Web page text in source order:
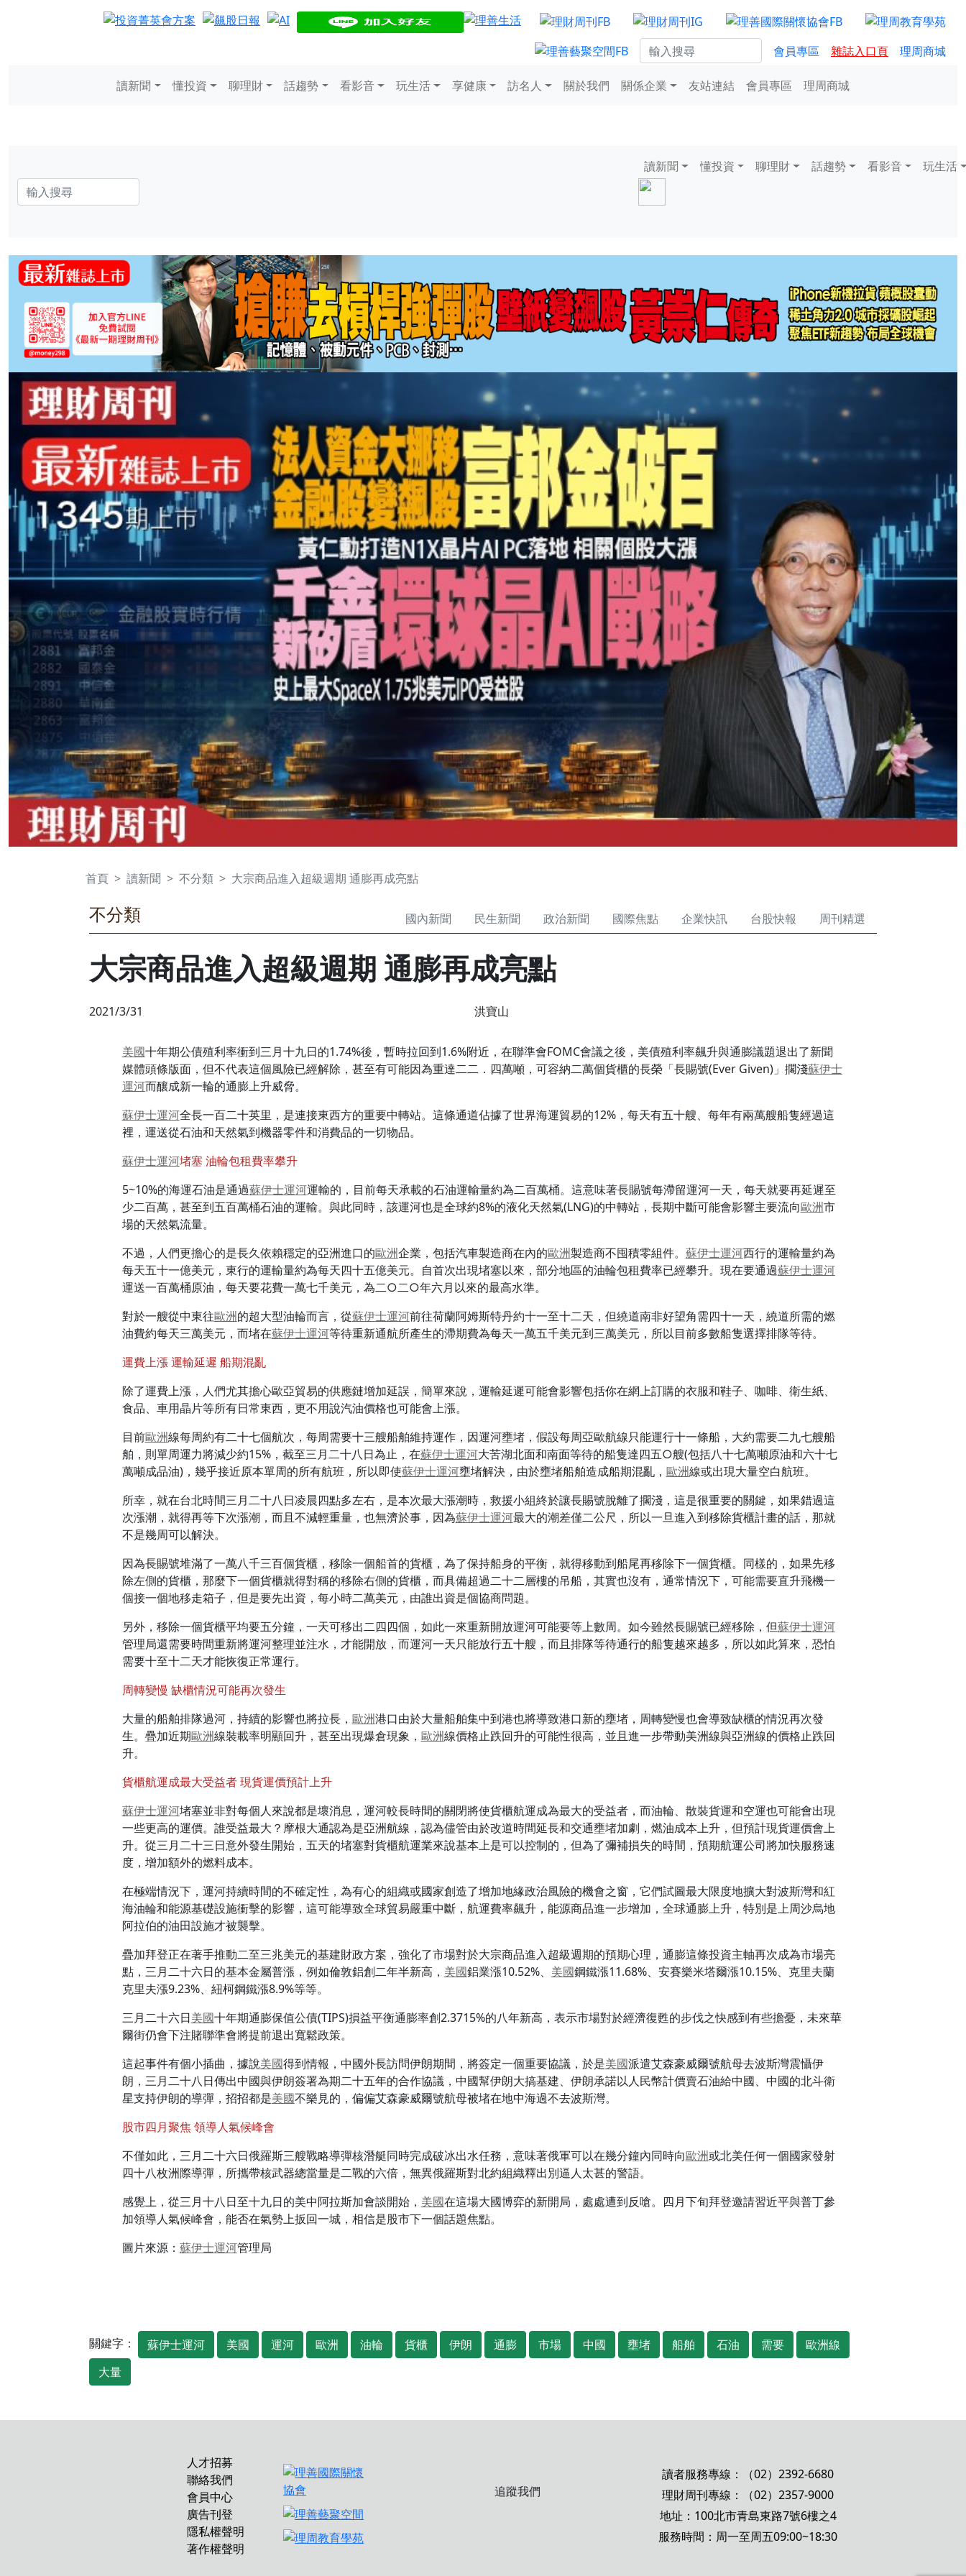
會員專區 雜誌入口頁 理周商城
讀新聞 懂投資 聊理財 話趨勢 看影音 玩生活 享健康 訪名人 關於我們 關係企業 友站連結 會員專區 理周商城
讀新聞 懂投資 聊理財 話趨勢 看影音 玩生活
首頁 讀新聞 不分類 大宗商品進入超級週期 通膨再成亮點
不分類 國內新聞 民生新聞 政治新聞 國際焦點 企業快訊 台股快報 周刊精選
大宗商品進入超級週期 通膨再成亮點
2021/3/31 洪寶山
美國十年期公債殖利率衝到三月十九日的1.74%後，暫時拉回到1.6%附近，在聯準會FOMC會議之後，美債殖利率飆升與通膨議題退出了新聞
媒體頭條版面，但不代表這個風險已經解除，甚至有可能因為重達二二．四萬噸，可容納二萬個貨櫃的長榮「長賜號(Ever Given)」擱淺蘇伊士
運河而釀成新一輪的通膨上升威脅。
蘇伊士運河全長一百二十英里，是連接東西方的重要中轉站。這條通道佔據了世界海運貿易的12%，每天有五十艘、每年有兩萬艘船隻經過這
裡，運送從石油和天然氣到機器零件和消費品的一切物品。
蘇伊士運河堵塞 油輪包租費率攀升
5~10%的海運石油是通過蘇伊士運河運輸的，目前每天承載的石油運輸量約為二百萬桶。這意味著長賜號每滯留運河一天，每天就要再延遲至
少二百萬，甚至到五百萬桶石油的運輸。與此同時，該運河也是全球約8%的液化天然氣(LNG)的中轉站，長期中斷可能會影響主要流向歐洲市
場的天然氣流量。
不過，人們更擔心的是長久依賴穩定的亞洲進口的歐洲企業，包括汽車製造商在內的歐洲製造商不囤積零組件。 蘇伊士運河西行的運輸量約為
每天五十一億美元，東行的運輸量約為每天四十五億美元。自首次出現堵塞以來，部分地區的油輪包租費率已經攀升。現在要通過蘇伊士運河
運送一百萬桶原油，每天要花費一萬七千美元，為二○二○年六月以來的最高水準。
對於一艘從中東往歐洲的超大型油輪而言，從蘇伊士運河前往荷蘭阿姆斯特丹約十一至十二天，但繞道南非好望角需四十一天，繞道所需的燃
油費約每天三萬美元，而堵在蘇伊士運河等待重新通航所產生的滯期費為每天一萬五千美元到三萬美元，所以目前多數船隻選擇排隊等待。
運費上漲 運輸延遲 船期混亂
除了運費上漲，人們尤其擔心歐亞貿易的供應鏈增加延誤，簡單來說，運輸延遲可能會影響包括你在網上訂購的衣服和鞋子、咖啡、衛生紙、
食品、車用晶片等所有日常東西，更不用說汽油價格也可能會上漲。
目前歐洲線每周約有二十七個航次，每周需要十三艘船舶維持運作，因運河壅堵，假設每周亞歐航線只能運行十一條船，大約需要二九七艘船
舶，則單周運力將減少約15%，截至三月二十八日為止，在蘇伊士運河大苦湖北面和南面等待的船隻達四五○艘(包括八十七萬噸原油和六十七
萬噸成品油)，幾乎接近原本單周的所有航班，所以即使蘇伊士運河壅堵解決，由於壅堵船舶造成船期混亂， 歐洲線或出現大量空白航班。
所幸，就在台北時間三月二十八日凌晨四點多左右，是本次最大漲潮時，救援小組終於讓長賜號脫離了擱淺，這是很重要的關鍵，如果錯過這
次漲潮，就得再等下次漲潮，而且不減輕重量，也無濟於事，因為蘇伊士運河最大的潮差僅二公尺，所以一旦進入到移除貨櫃計畫的話，那就
不是幾周可以解決。
因為長賜號堆滿了一萬八千三百個貨櫃，移除一個船首的貨櫃，為了保持船身的平衡，就得移動到船尾再移除下一個貨櫃。同樣的，如果先移
除左側的貨櫃，那麼下一個貨櫃就得對稱的移除右側的貨櫃，而具備超過二十二層樓的吊船，其實也沒有，通常情況下，可能需要直升飛機一
個接一個地移走箱子，但是要先出資，每小時二萬美元，由誰出資是個協商問題。
另外，移除一個貨櫃平均要五分鐘，一天可移出二四四個，如此一來重新開放運河可能要等上數周。如今雖然長賜號已經移除，但蘇伊士運河
管理局還需要時間重新將運河整理並注水，才能開放，而運河一天只能放行五十艘，而且排隊等待通行的船隻越來越多，所以如此算來，恐怕
需要十至十二天才能恢復正常運行。
周轉變慢 缺櫃情況可能再次發生
大量的船舶排隊過河，持續的影響也將拉長， 歐洲港口由於大量船舶集中到港也將導致港口新的壅堵，周轉變慢也會導致缺櫃的情況再次發
生。疊加近期歐洲線裝載率明顯回升，甚至出現爆倉現象， 歐洲線價格止跌回升的可能性很高，並且進一步帶動美洲線與亞洲線的價格止跌回
升。
貨櫃航運成最大受益者 現貨運價預計上升
蘇伊士運河堵塞並非對每個人來說都是壞消息，運河較長時間的關閉將使貨櫃航運成為最大的受益者，而油輪、散裝貨運和空運也可能會出現
一些更高的運價。誰受益最大？摩根大通認為是亞洲航線，認為儘管由於改道時間延長和交通壅堵加劇，燃油成本上升，但預計現貨運價會上
升。從三月二十三日意外發生開始，五天的堵塞對貨櫃航運業來說基本上是可以控制的，但為了彌補損失的時間，預期航運公司將加快服務速
度，增加額外的燃料成本。
在極端情況下，運河持續時間的不確定性，為有心的組織或國家創造了增加地緣政治風險的機會之窗，它們試圖最大限度地擴大對波斯灣和紅
海油輪和能源基礎設施衝擊的影響，這可能導致全球貿易嚴重中斷，航運費率飆升，能源商品進一步增加，全球通膨上升，特別是上周沙烏地
阿拉伯的油田設施才被襲擊。
疊加拜登正在著手推動二至三兆美元的基建財政方案，強化了市場對於大宗商品進入超級週期的預期心理，通膨這條投資主軸再次成為市場亮
點，三月二十六日的基本金屬普漲，例如倫敦鋁創二年半新高， 美國鋁業漲10.52%、 美國鋼鐵漲11.68%、安賽樂米塔爾漲10.15%、克里夫蘭
克里夫漲9.23%、紐柯鋼鐵漲8.9%等等。
三月二十六日美國十年期通膨保值公債(TIPS)損益平衡通膨率創2.3715%的八年新高，表示市場對於經濟復甦的步伐之快感到有些擔憂，未來華
爾街仍會下注賭聯準會將提前退出寬鬆政策。
這起事件有個小插曲，據說美國得到情報，中國外長訪問伊朗期間，將簽定一個重要協議，於是美國派遣艾森豪威爾號航母去波斯灣震懾伊
朗，三月二十八日傳出中國與伊朗簽署為期二十五年的合作協議，中國幫伊朗大搞基建、伊朗承諾以人民幣計價賣石油給中國、中國的北斗衛
星支持伊朗的導彈，招招都是美國不樂見的，偏偏艾森豪威爾號航母被堵在地中海過不去波斯灣。
股市四月聚焦 領導人氣候峰會
不僅如此，三月二十六日俄羅斯三艘戰略導彈核潛艇同時完成破冰出水任務，意味著俄軍可以在幾分鐘內同時向歐洲或北美任何一個國家發射
四十八枚洲際導彈，所攜帶核武器總當量是二戰的六倍，無異俄羅斯對北約組織釋出別逼人太甚的警語。
感覺上，從三月十八日至十九日的美中阿拉斯加會談開始， 美國在這場大國博弈的新開局，處處遭到反嗆。四月下旬拜登邀請習近平與普丁參
加領導人氣候峰會，能否在氣勢上扳回一城，相信是股市下一個話題焦點。
圖片來源： 蘇伊士運河管理局
關鍵字： 蘇伊士運河 美國 運河 歐洲 油輪 貨櫃 伊朗 通膨 市場 中國 壅堵 船舶 石油 需要
歐洲線
大量
人才招募
聯絡我們
會員中心
廣告刊登
隱私權聲明
著作權聲明
追蹤我們
讀者服務專線：（02）2392-6680
理財周刊專線：（02）2357-9000
地址：100北市青島東路7號6樓之4
服務時間：周一至周五09:00~18:30